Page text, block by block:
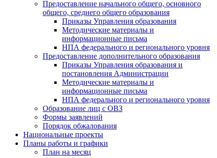
Предоставление начального общего, основного
общего, среднего общего образования
Приказы Управления образования
Методические материалы и
информационные письма
НПА федерального и регионального уровня
Предоставление дополнительного образования
Приказы Управления образования и
постановления Администрации
Методические материалы и
информационные письма
НПА федерального и регионального уровня
Образование лиц с ОВЗ
Формы заявлений
Порядок обжалования
Национальные проекты
Планы работы и графики
План на месяц